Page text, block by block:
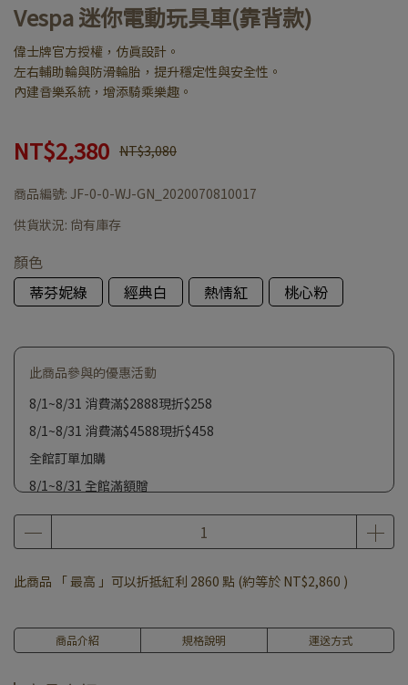
Vespa 迷你電動玩具車(靠背款)
偉士牌官方授權，仿真設計。
左右輔助輪與防滑輪胎，提升穩定性與安全性。
內建音樂系統，增添騎乘樂趣。
NT$2,380 NT$3,080
商品編號: JF-0-0-WJ-GN_2020070810017
供貨狀況: 尚有庫存
顏色
蒂芬妮綠
經典白 熱情紅 桃心粉
此商品參與的優惠活動
8/1~8/31 消費滿$2888現折$258
8/1~8/31 消費滿$4588現折$458
全館訂單加購
8/1~8/31 全館滿額贈
此商品 「 最高 」可以折抵紅利 2860 點 (約等於 NT$2,860 )
商品介紹 規格說明 運送方式